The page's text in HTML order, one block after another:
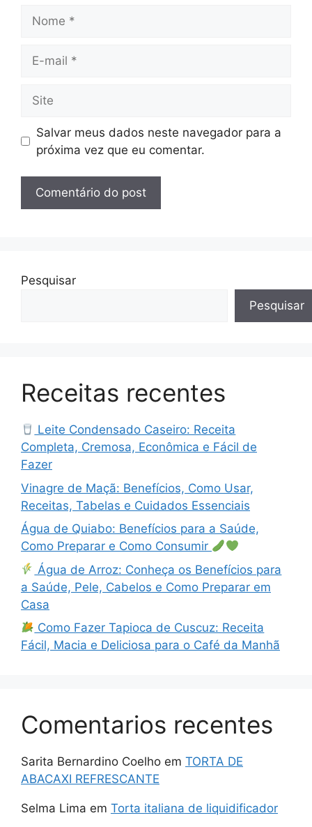
mail
Salvar meus dados neste navegador para a
próxima vez que eu comentar.
Pesquisar
Pesquisar
Receitas recentes
Leite Condensado Caseiro: Receita
Completa, Cremosa, Econômica e Fácil de
Fazer
Vinagre de Maçã: Benefícios, Como Usar,
Receitas, Tabelas e Cuidados Essenciais
Água de Quiabo: Benefícios para a Saúde,
Como Preparar e Como Consumir
Água de Arroz: Conheça os Benefícios para
a Saúde, Pele, Cabelos e Como Preparar em
Casa
Como Fazer Tapioca de Cuscuz: Receita
Fácil, Macia e Deliciosa para o Café da Manhã
Comentarios recentes
Sarita Bernardino Coelho em TORTA DE
ABACAXI REFRESCANTE
Selma Lima em Torta italiana de liquidificador